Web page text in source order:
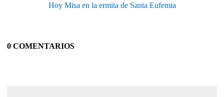
Hoy Misa en la ermita de Santa Eufemia
0 COMENTARIOS